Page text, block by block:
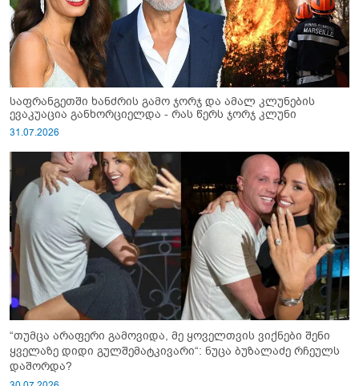
საფრანგეთში ხანძრის გამო ჯორჯ და ამალ კლუნების
ევაკუაცია განხორციელდა - რას წერს ჯორჯ კლუნი
31.07.2026
“თუმცა არაფერი გამოვიდა, მე ყოველთვის ვიქნები შენი
ყველაზე დიდი გულშემატკივარი“: ნუცა ბუზალაძე რჩეულს
დაშორდა?